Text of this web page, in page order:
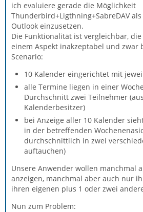
ich evaluiere gerade die Möglichkeit
Thunderbird+Ligthning+SabreDAV
Outlook einzusetzen.
Die Funktionalität ist vergleichbar,
einem Aspekt inakzeptabel und zwar
Scenario:
10 Kalender eingerichtet mit
alle Termine liegen in einer
Durchschnitt zwei Teilnehmer
Kalenderbesitzer)
bei Anzeige aller 10 Kalender
in der betreffenden
durchschnittlich in zwei
auftauchen)
Unsere Anwender wollen manchmal
anzeigen, manchmal aber auch nur
ihren eigenen plus 1 oder zwei
Nun zum Problem: